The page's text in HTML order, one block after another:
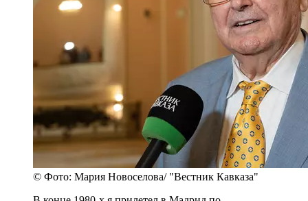
© Фото: Мария Новоселова/ "Вестник Кавказа"